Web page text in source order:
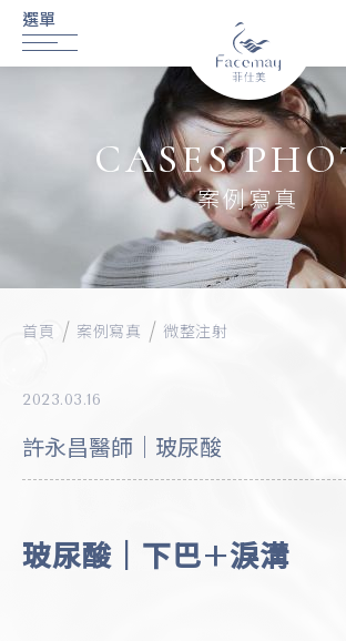
CASES
案例寫真
首頁 案例寫真 微整注射
2023.03.16
許永昌醫師｜玻尿酸
玻尿酸｜下巴+淚溝